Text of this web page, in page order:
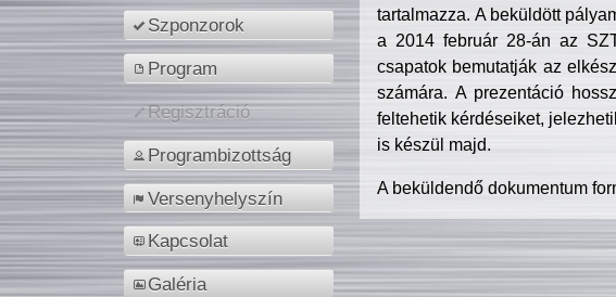
Szponzorok
Program
Regisztráció
Programbizottság
Versenyhelyszín
Kapcsolat
Galéria
tartalmazza. A beküldött
a 2014 február 28-án az
csapatok bemutatják az
számára. A prezentáció
feltehetik kérdéseiket,
is készül majd.
A beküldendő dokumentum